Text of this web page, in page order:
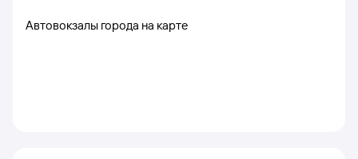
Автовокзалы города на карте